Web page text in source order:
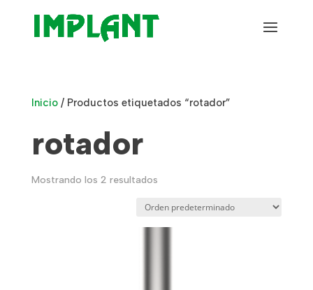
Inicio/ Productos etiquetados “rotador”
rotador
Mostrando los 2 resultados